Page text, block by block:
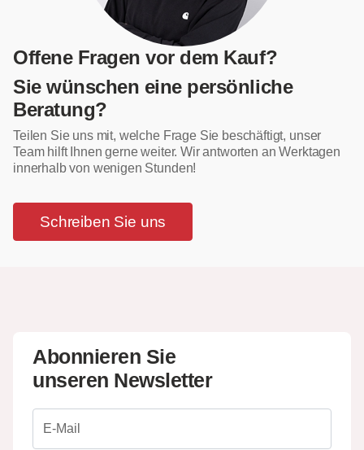
Offene Fragen vor dem Kauf?
Sie wünschen eine persönliche
Beratung?
Teilen Sie uns mit, welche Frage Sie beschäftigt, unser
Team hilft Ihnen gerne weiter. Wir antworten an Werktagen
innerhalb von wenigen Stunden!
Schreiben Sie uns
Abonnieren Sie
unseren Newsletter